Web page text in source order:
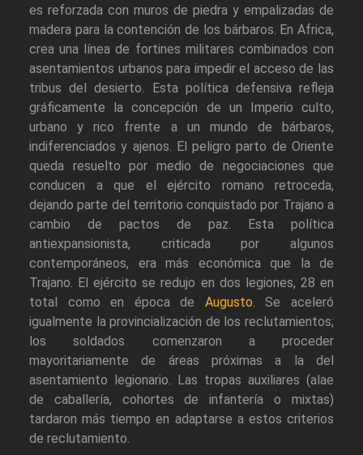
es reforzada con muros de piedra y empalizadas de
madera para la contención de los bárbaros. En Africa,
crea una línea de fortines militares combinados con
asentamientos urbanos para impedir el acceso de las
tribus del desierto. Esta política defensiva refleja
gráficamente la concepción de un Imperio culto,
urbano y rico frente a un mundo de bárbaros,
indiferenciados y ajenos. El peligro parto de Oriente
queda resuelto por medio de negociaciones que
conducen a que el ejército romano retroceda,
dejando parte del territorio conquistado por Trajano a
cambio de pactos de paz. Esta política
antiexpansionista, criticada por algunos
contemporáneos, era más económica que la de
Trajano. El ejército se redujo en dos legiones, 28 en
total como en época de Augusto. Se aceleró
igualmente la provincialización de los reclutamientos;
los soldados comenzaron a proceder
mayoritariamente de áreas próximas a la del
asentamiento legionario. Las tropas auxiliares (alae
de caballería, cohortes de infantería o mixtas)
tardaron más tiempo en adaptarse a estos criterios
de reclutamiento.